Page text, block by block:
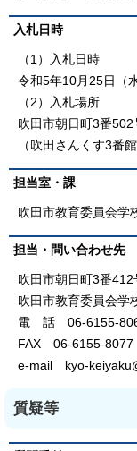
入札日時
（1）入札日時
令和5年10月25日（
（2）入札場所
吹田市朝日町3番502
（吹田さんくす3番
担当室・課
吹田市教育委員会学
担当・問い合わせ先
吹田市朝日町3番412
吹田市教育委員会学
電 話 06-6155-
FAX 06-6155-8077
e-mail kyo-
質疑等